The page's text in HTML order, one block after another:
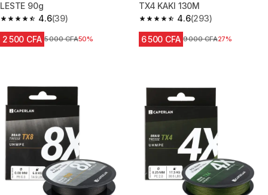
LESTE 90g
4.6
4.6 out of 5 stars from 39 reviews
(39)
2 500 CFA Prix avant réduction
5 000 CFA50%
TX4 KAKI 130M
4.6
4.6 out of 5 stars from 293
(293)
6 500 CFA Prix avant réduction
9 000 CFA27%